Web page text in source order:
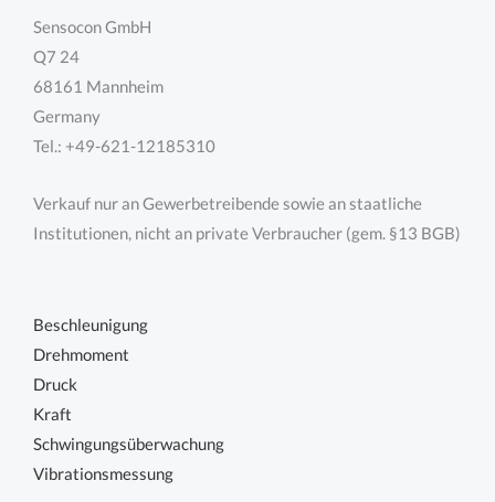
Sensocon GmbH
Q7 24
68161 Mannheim
Germany
Tel.: +49-621-12185310
Verkauf nur an Gewerbetreibende sowie an staatliche
Institutionen, nicht an private Verbraucher (gem. §13 BGB)
Beschleunigung
Drehmoment
Druck
Kraft
Schwingungsüberwachung
Vibrationsmessung